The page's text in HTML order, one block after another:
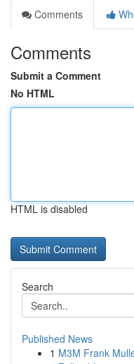
Comments
Comments
Submit a Comment
No HTML
HTML is disabled
Search
Published News
1 M3M Frank